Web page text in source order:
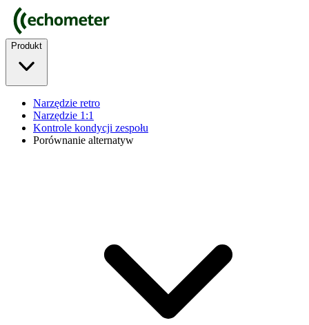
Produkt
Narzędzie retro
Narzędzie 1:1
Kontrole kondycji zespołu
Porównanie alternatyw